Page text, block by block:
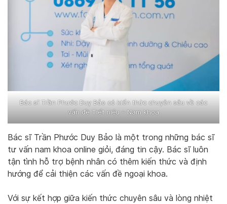
Bác sĩ Trần Phước Duy Bảo có kiến thức chuyên sâu về các
vấn đề Tiết niệu – Nam khoa
Bác sĩ Trần Phước Duy Bảo là một trong những bác sĩ
tư vấn nam khoa online giỏi, đáng tin cậy. Bác sĩ luôn
tận tình hỗ trợ bệnh nhân có thêm kiến thức và định
hướng để cải thiện các vấn đề ngoại khoa.
Với sự kết hợp giữa kiến thức chuyên sâu và lòng nhiệt